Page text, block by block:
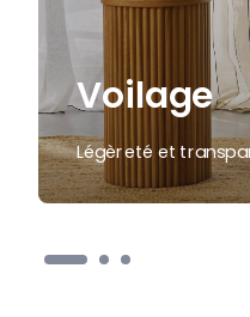
Voilage
Légèreté et